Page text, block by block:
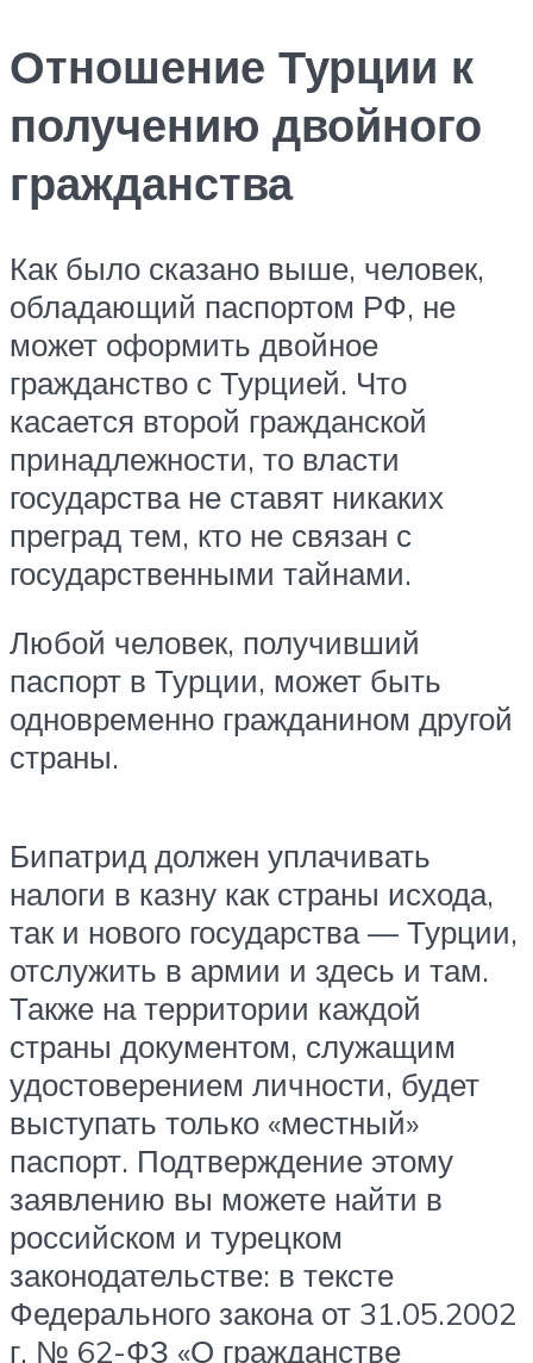
Отношение Турции к
получению двойного
гражданства
Как было сказано выше, человек,
обладающий паспортом РФ, не
может оформить двойное
гражданство с Турцией. Что
касается второй гражданской
принадлежности, то власти
государства не ставят никаких
преград тем, кто не связан с
государственными тайнами.
Любой человек, получивший
паспорт в Турции, может быть
одновременно гражданином другой
страны.
Бипатрид должен уплачивать
налоги в казну как страны исхода,
так и нового государства — Турции,
отслужить в армии и здесь и там.
Также на территории каждой
страны документом, служащим
удостоверением личности, будет
выступать только «местный»
паспорт. Подтверждение этому
заявлению вы можете найти в
российском и турецком
законодательстве: в тексте
Федерального закона от 31.05.2002
г. № 62-ФЗ «О гражданстве